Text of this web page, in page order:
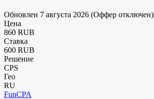
Обновлен 7 августа 2026 (Оффер отключен)
Цена
860 RUB
Ставка
600 RUB
Решение
CPS
Гео
RU
FunCPA